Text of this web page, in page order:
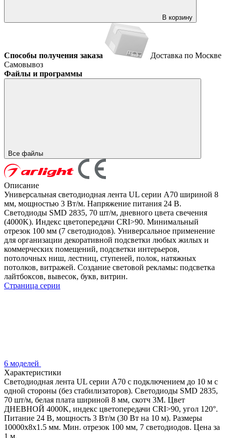
В корзину
Способы получения заказа
Доставка по Москве
Самовывоз
Файлы и программы
Все файлы
Описание
Универсальная светодиодная лента UL серии A70 шириной 8
мм, мощностью 3 Вт/м. Напряжение питания 24 В.
Светодиоды SMD 2835, 70 шт/м, дневного цвета свечения
(4000K). Индекс цветопередачи CRI>90. Минимальный
отрезок 100 мм (7 светодиодов). Универсальное применение
для организации декоративной подсветки любых жилых и
коммерческих помещений, подсветки интерьеров,
потолочных ниш, лестниц, ступеней, полок, натяжных
потолков, витражей. Создание световой рекламы: подсветка
лайтбоксов, вывесок, букв, витрин.
Страница серии
6 моделей
Характеристики
Светодиодная лента UL серии A70 с подключением до 10 м с
одной стороны (без стабилизаторов). Светодиоды SMD 2835,
70 шт/м, белая плата шириной 8 мм, скотч 3M. Цвет
ДНЕВНОЙ 4000K, индекс цветопередачи CRI>90, угол 120°.
Питание 24 В, мощность 3 Вт/м (30 Вт на 10 м). Размеры
10000x8x1.5 мм. Мин. отрезок 100 мм, 7 светодиодов. Цена за
1 м.